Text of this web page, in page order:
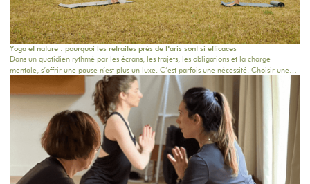
Yoga et nature : pourquoi les retraites près de Paris sont si efficaces
Dans un quotidien rythmé par les écrans, les trajets, les obligations et la charge
mentale, s’offrir une pause n’est plus un luxe. C’est parfois une nécessité. Choisir une
retraite yoga proche de Paris, c’est permettre au corps et à l’esprit de ralentir sans
devoir partir loin. À seulement quelques kilomètres de l’agitation urbaine, la nature
devient un véritable espace de respiration. Chez THE OASIS HOUSE, l’expérience
repose sur une idée simple : créer un lieu où l’on peut se reconnecter à soi, aux autres
et au vivant, dans un cadre apaisant, chaleureux et inspirant.